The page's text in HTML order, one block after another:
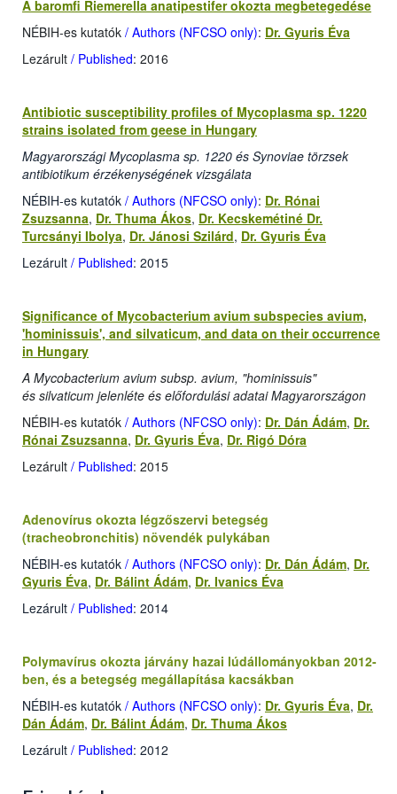
A baromfi Riemerella anatipestifer okozta megbetegedése
NÉBIH-es kutatók / Authors (NFCSO only): Dr. Gyuris Éva
Lezárult / Published: 2016
Antibiotic susceptibility profiles of Mycoplasma sp. 1220
strains isolated from geese in Hungary
Magyarországi Mycoplasma sp. 1220 és Synoviae törzsek
antibiotikum érzékenységének vizsgálata
NÉBIH-es kutatók / Authors (NFCSO only): Dr. Rónai
Zsuzsanna, Dr. Thuma Ákos, Dr. Kecskemétiné Dr.
Turcsányi Ibolya, Dr. Jánosi Szilárd, Dr. Gyuris Éva
Lezárult / Published: 2015
Significance of Mycobacterium avium subspecies avium,
'hominissuis', and silvaticum, and data on their occurrence
in Hungary
A Mycobacterium avium subsp. avium, "hominissuis"
és silvaticum jelenléte és előfordulási adatai Magyarországon
NÉBIH-es kutatók / Authors (NFCSO only): Dr. Dán Ádám, Dr.
Rónai Zsuzsanna, Dr. Gyuris Éva, Dr. Rigó Dóra
Lezárult / Published: 2015
Adenovírus okozta légzőszervi betegség
(tracheobronchitis) növendék pulykában
NÉBIH-es kutatók / Authors (NFCSO only): Dr. Dán Ádám, Dr.
Gyuris Éva, Dr. Bálint Ádám, Dr. Ivanics Éva
Lezárult / Published: 2014
Polymavírus okozta járvány hazai lúdállományokban 2012-
ben, és a betegség megállapítása kacsákban
NÉBIH-es kutatók / Authors (NFCSO only): Dr. Gyuris Éva, Dr.
Dán Ádám, Dr. Bálint Ádám, Dr. Thuma Ákos
Lezárult / Published: 2012